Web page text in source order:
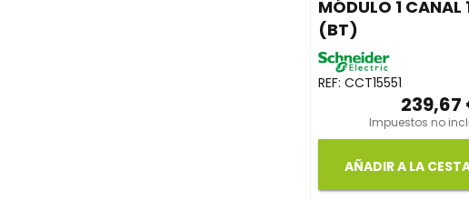
MÓDULO 1 CANAL
(BT)
REF: CCT15551
239,67
Impuestos no
AÑADIR A LA